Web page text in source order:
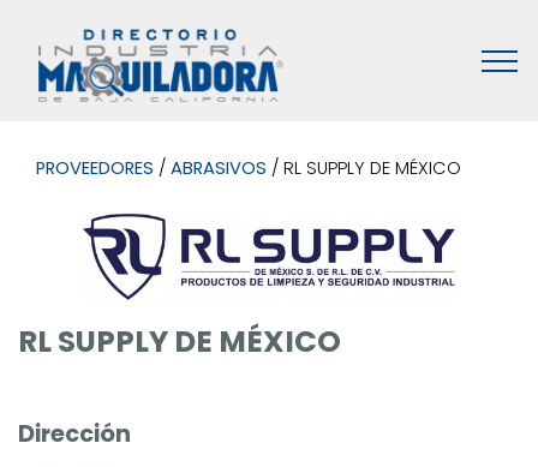
PROVEEDORES / ABRASIVOS / RL SUPPLY DE MÉXICO
RL SUPPLY DE MÉXICO
Dirección